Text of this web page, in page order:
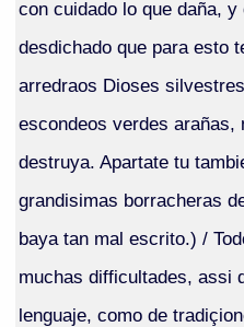
con cuidado lo que daña,
desdichado que para esto
arredraos Dioses
escondeos verdes arañas,
destruya. Apartate tu
grandisimas borracheras
baya tan mal escrito.) /
muchas difficultades, assi
lenguaje, como de